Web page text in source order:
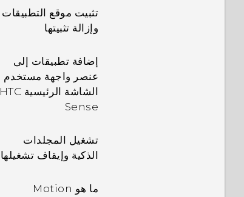
تثبيت موقع التطبيقات
وإزالة تثبيتها
إضافة تطبيقات إلى
عنصر واجهة مستخدم
الشاشة الرئيسية HTC
Sense
تشغيل المجلدات
الذكية وإيقاف تشغيلها
ما هو Motion